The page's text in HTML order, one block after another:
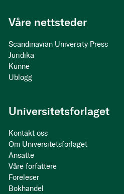
Våre nettsteder
Scandinavian University Press
Juridika
Kunne
Ublogg
Universitetsforlaget
Kontakt oss
Om Universitetsforlaget
Ansatte
Våre forfattere
Foreleser
Bokhandel